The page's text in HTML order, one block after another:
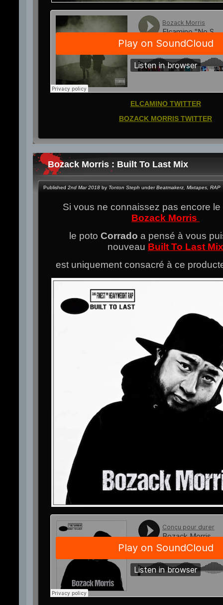
ELCAMINO TWITTER
BOZACK MORRIS TWITTER
Bozack Morris : Built To Last Mix
Published 2nd Mar 2018 by Tonton Steph underBeatmakerz Mixtapes RAP
Si vous ne connaissez pas encore le
Bozack Morris
le poto Corrado a pensé à vous
nouveau Built To Last Mix
est uniquement consacré à ce